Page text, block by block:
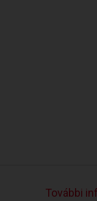
További